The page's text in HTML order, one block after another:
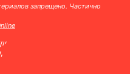
запрещено. Частично